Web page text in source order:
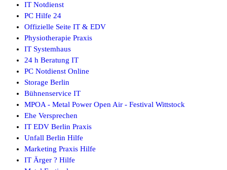
IT Notdienst
PC Hilfe 24
Offizielle Seite IT & EDV
Physiotherapie Praxis
IT Systemhaus
24 h Beratung IT
PC Notdienst Online
Storage Berlin
Bühnenservice IT
MPOA - Metal Power Open Air - Festival Wittstock
Ehe Versprechen
IT EDV Berlin Praxis
Unfall Berlin Hilfe
Marketing Praxis Hilfe
IT Ärger ? Hilfe